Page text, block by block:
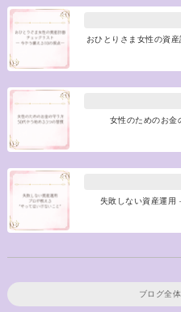
おひとりさま女性の資
女性のためのお
失敗しない資産運用
ブログ全